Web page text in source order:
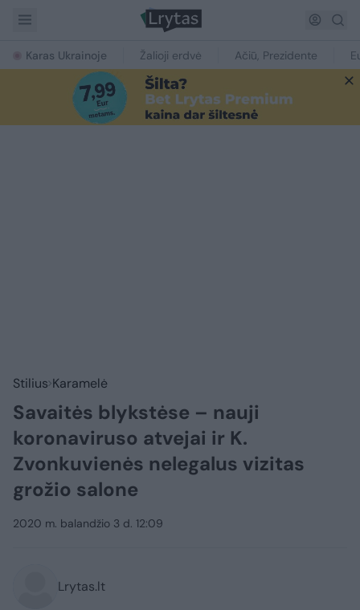
Karas Ukrainoje Žalioji erdvė Ačiū, Prezidente
Stilius Karamelė
Savaitės blykstėse – nauji
koronaviruso atvejai ir K.
Zvonkuvienės nelegalus vizitas
grožio salone
2020 m. balandžio 3 d. 12:09
Lrytas.lt